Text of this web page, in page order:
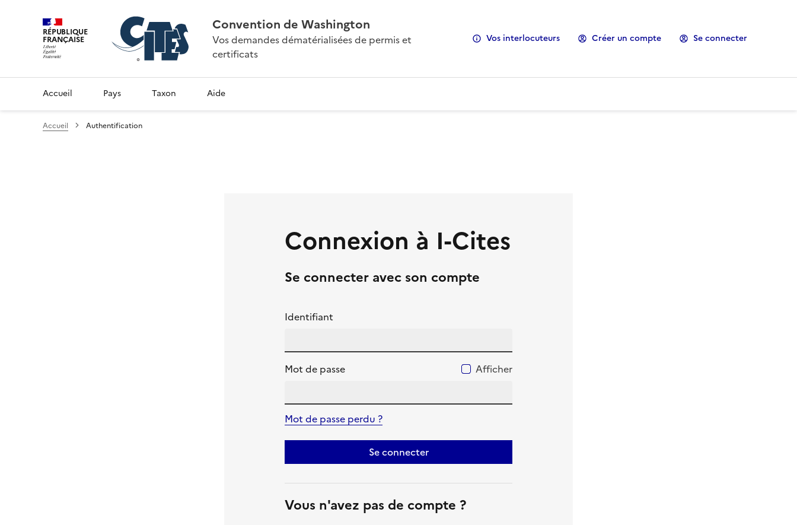
RÉPUBLIQUE
FRANÇAISE
Convention de Washington
Vos demandes dématérialisées de permis et
certificats
Vos interlocuteurs Créer un compte Se connecter
Accueil Pays Taxon Aide
Accueil Authentification
Connexion à I-Cites
Se connecter avec son compte
Identifiant
Mot de passe Afficher
Mot de passe perdu ?
Se connecter
Vous n'avez pas de compte ?